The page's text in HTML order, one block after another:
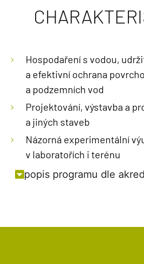
Hospodaření s vodou,
a efektivní ochrana
a podzemních vod
Projektování, výstavba a
a jiných staveb
Názorná experimentální
v laboratořích i terénu
popis programu dle